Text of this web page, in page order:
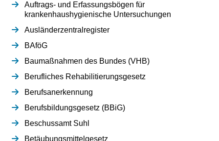
Auftrags- und Erfassungsbögen für
krankenhaushygienische Untersuchungen
Ausländerzentralregister
BAföG
Baumaßnahmen des Bundes (VHB)
Berufliches Rehabilitierungsgesetz
Berufsanerkennung
Berufsbildungsgesetz (BBiG)
Beschussamt Suhl
Betäubungsmittelgesetz